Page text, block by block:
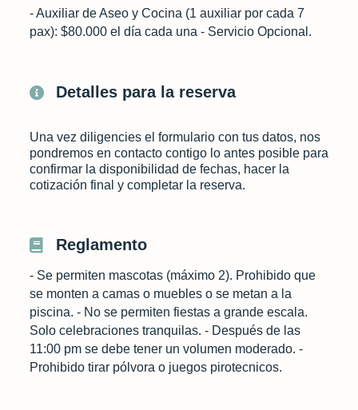
- Auxiliar de Aseo y Cocina (1 auxiliar por cada 7
pax): $80.000 el día cada una - Servicio Opcional.
Detalles para la reserva
Una vez diligencies el formulario con tus datos, nos
pondremos en contacto contigo lo antes posible para
confirmar la disponibilidad de fechas, hacer la
cotización final y completar la reserva.
Reglamento
- Se permiten mascotas (máximo 2). Prohibido que
se monten a camas o muebles o se metan a la
piscina. - No se permiten fiestas a grande escala.
Solo celebraciones tranquilas. - Después de las
11:00 pm se debe tener un volumen moderado. -
Prohibido tirar pólvora o juegos pirotecnicos.